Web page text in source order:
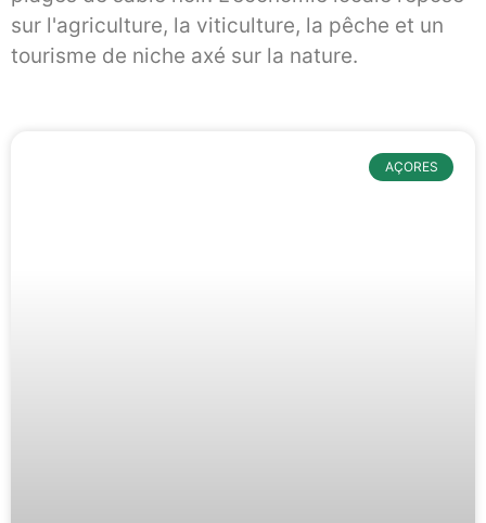
sur l'agriculture, la viticulture, la pêche et un
tourisme de niche axé sur la nature.
AÇORES